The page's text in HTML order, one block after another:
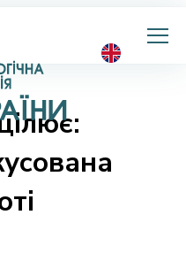
Національна
психологічна